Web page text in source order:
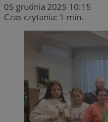
05 grudnia 2025 10:15
Czas czytania: 1 min.